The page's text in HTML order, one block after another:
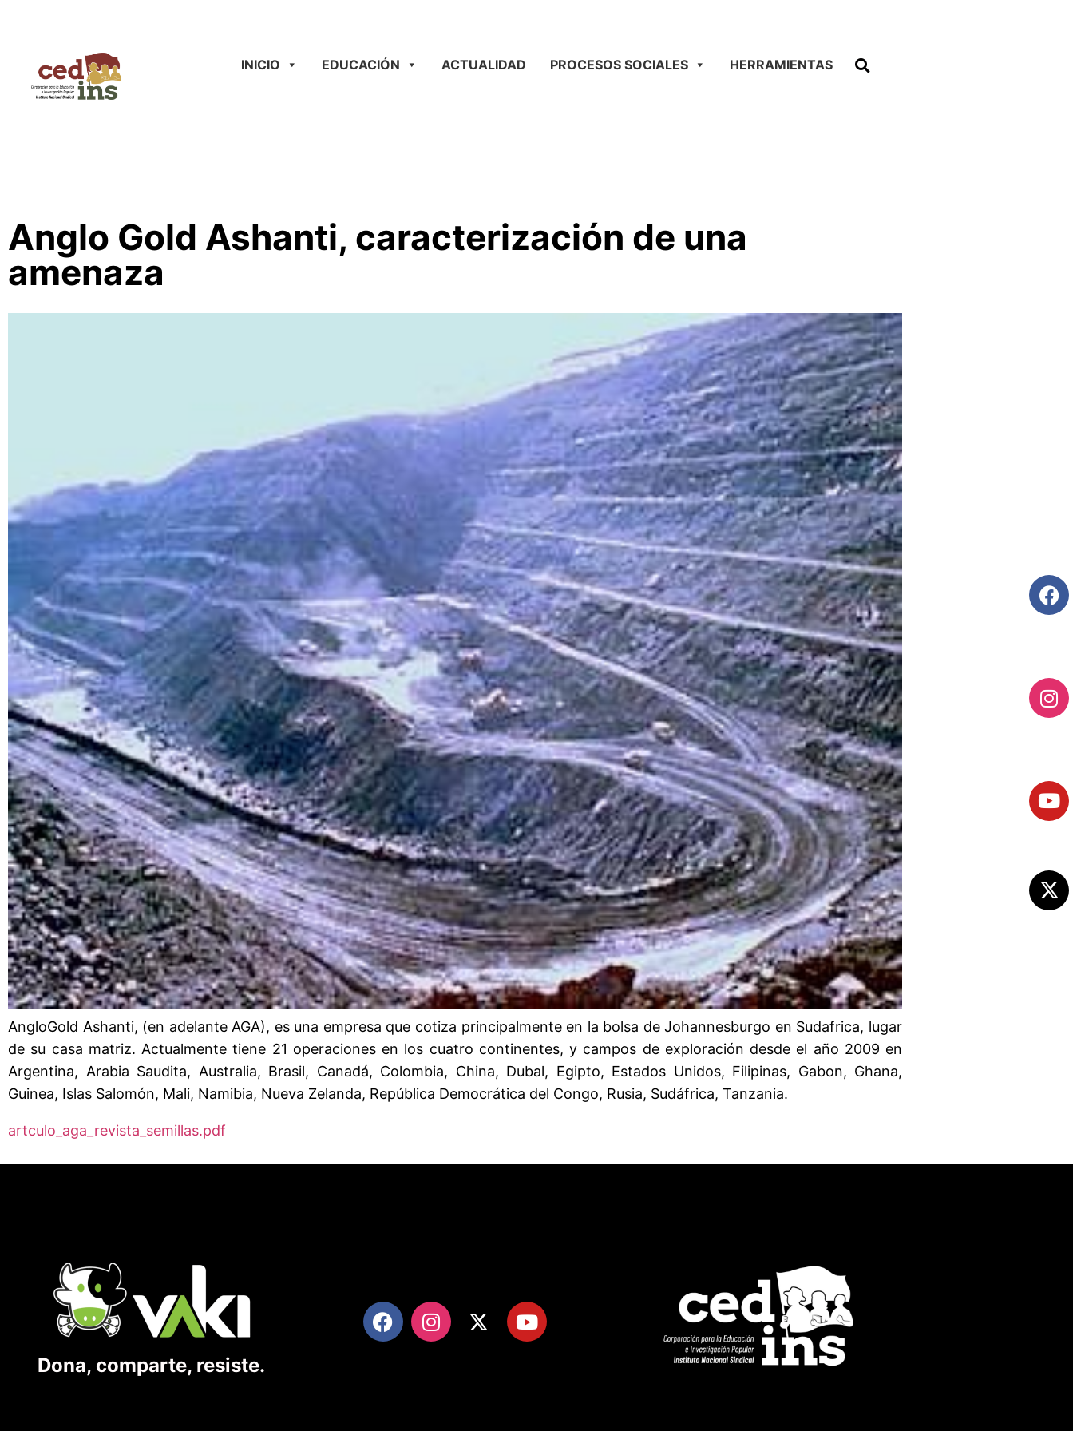
INICIO EDUCACIÓN ACTUALIDAD PROCESOS SOCIALES HERRAMIENTAS
Anglo Gold Ashanti, caracterización de una
amenaza
AngloGold Ashanti, (en adelante AGA), es una empresa que cotiza principalmente en la bolsa de Johannesburgo en Sudafrica, lugar
de su casa matriz. Actualmente tiene 21 operaciones en los cuatro continentes, y campos de exploración desde el año 2009 en
Argentina, Arabia Saudita, Australia, Brasil, Canadá, Colombia, China, Dubal, Egipto, Estados Unidos, Filipinas, Gabon, Ghana,
Guinea, Islas Salomón, Mali, Namibia, Nueva Zelanda, República Democrática del Congo, Rusia, Sudáfrica, Tanzania.
artculo_aga_revista_semillas.pdf
Dona, comparte, resiste.